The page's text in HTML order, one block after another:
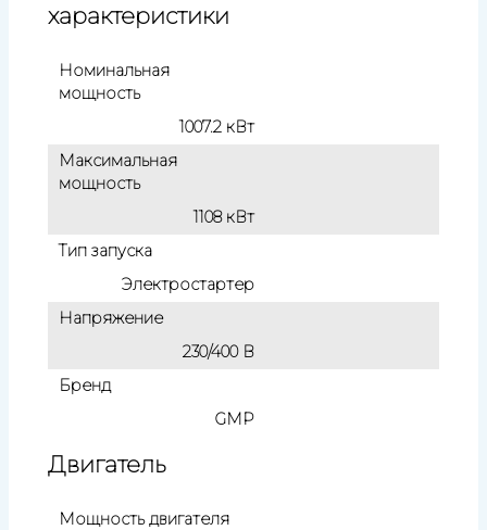
характеристики
Номинальная
мощность
1007.2 кВт
Максимальная
мощность
1108 кВт
Тип запуска
Электростартер
Напряжение
230/400 В
Бренд
GMP
Двигатель
Мощность двигателя